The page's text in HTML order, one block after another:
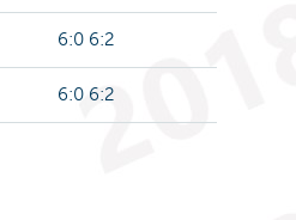
6:0 6:2
6:0 6:2